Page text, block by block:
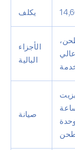
يكلف
الأجزاء
البالية
صيانة